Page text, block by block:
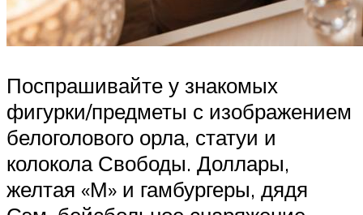
Поспрашивайте у знакомых
фигурки/предметы с изображением
белоголового орла, статуи и
колокола Свободы. Доллары,
желтая «М» и гамбургеры, дядя